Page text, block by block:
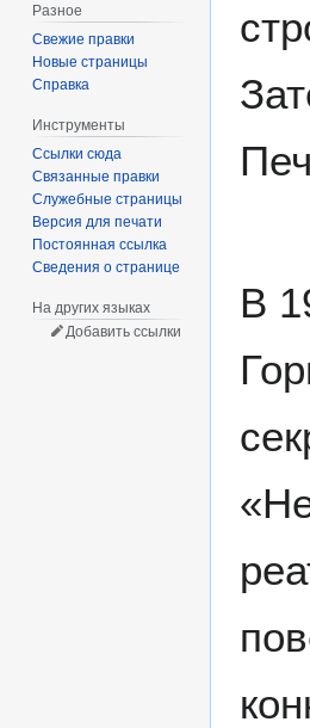
В
Разное
Свежие правки
Новые страницы
Справка
Инструменты
Ссылки сюда
Связанные правки
Служебные страницы
Версия для печати
Постоянная ссылка
Сведения о странице
На других языках
Добавить ссылки